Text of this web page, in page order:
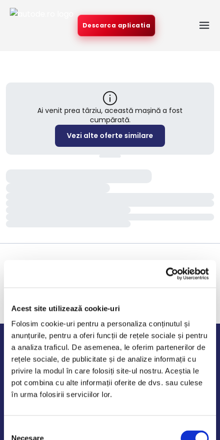
Acest site utilizează cookie-uri
Folosim cookie-uri pentru a personaliza conținutul și
anunțurile, pentru a oferi funcții de rețele sociale și pentru
a analiza traficul. De asemenea, le oferim partenerilor de
rețele sociale, de publicitate și de analize informații cu
privire la modul în care folosiți site-ul nostru. Aceștia le
pot combina cu alte informații oferite de dvs. sau culese
în urma folosirii serviciilor lor.
Necesare
Descarca aplicatia
Ai venit prea târziu, această mașină a fost
cumpărată.
Vezi alte oferte similare
Program de lucru
Luni - Vineri: 09:00-18:00
Sambata - Duminica: 10:00-14:00